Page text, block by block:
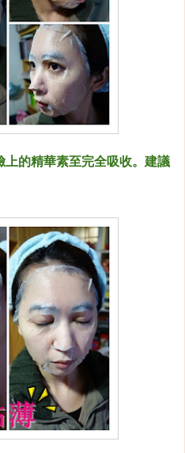
上的精華素至完全吸收。建議